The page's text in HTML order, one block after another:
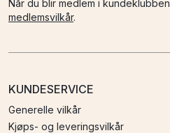
Når du blir medlem i
medlemsvilkår.
KUNDESERVICE
Generelle vilkår
Kjøps- og leveringsvilkår